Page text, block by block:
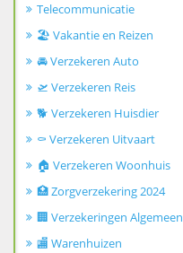
Telecommunicatie
🏖️ Vakantie en Reizen
🚘 Verzekeren Auto
🛫 Verzekeren Reis
🐕 Verzekeren Huisdier
⚰️ Verzekeren Uitvaart
🏠 Verzekeren Woonhuis
🏥 Zorgverzekering 2024
🏢 Verzekeringen Algemeen
🏬 Warenhuizen